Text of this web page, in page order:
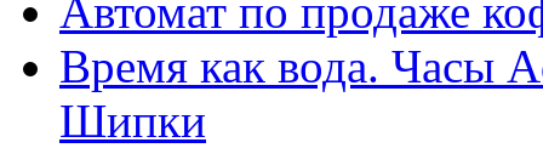
Автомат по продаже
Время как вода. Часы
Шипки